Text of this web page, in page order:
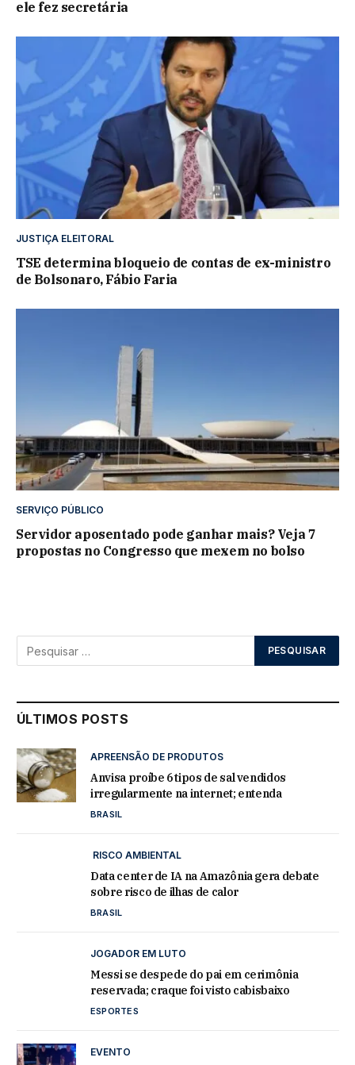
ele fez secretária
JUSTIÇA ELEITORAL
TSE determina bloqueio de contas de ex-ministro
de Bolsonaro, Fábio Faria
SERVIÇO PÚBLICO
Servidor aposentado pode ganhar mais? Veja 7
propostas no Congresso que mexem no bolso
ÚLTIMOS POSTS
APREENSÃO DE PRODUTOS
Anvisa proíbe 6 tipos de sal vendidos
irregularmente na internet; entenda
BRASIL
RISCO AMBIENTAL
Data center de IA na Amazônia gera debate
sobre risco de ilhas de calor
BRASIL
JOGADOR EM LUTO
Messi se despede do pai em cerimônia
reservada; craque foi visto cabisbaixo
ESPORTES
EVENTO